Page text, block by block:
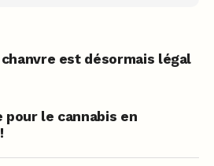
chanvre est désormais légal
pour le cannabis en